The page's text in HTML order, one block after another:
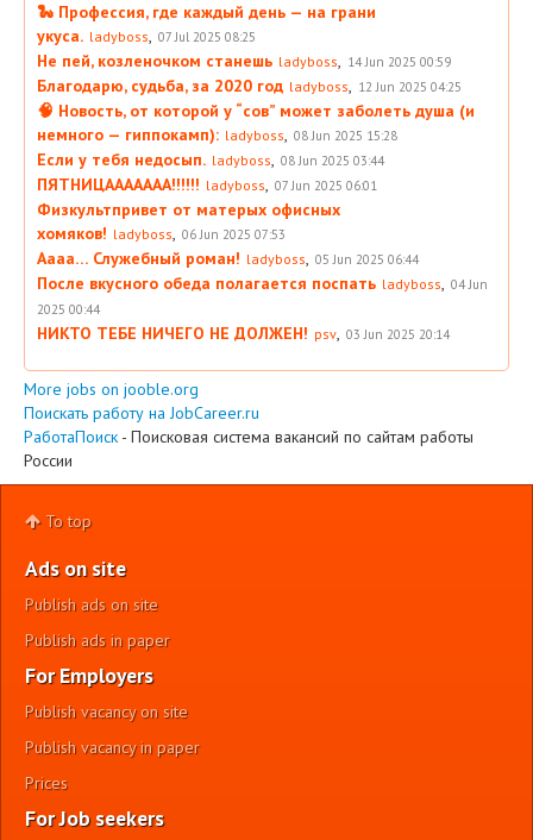
🐍 Профессия, где каждый день — на грани
укуса. ladyboss, 07 Jul 2025 08:25
Не пей, козленочком станешь ladyboss, 14 Jun 2025 00:59
Благодарю, судьба, за 2020 год ladyboss, 12 Jun 2025 04:25
🧠 Новость, от которой у “сов” может заболеть душа (и
немного — гиппокамп): ladyboss, 08 Jun 2025 15:28
Если у тебя недосып. ladyboss, 08 Jun 2025 03:44
ПЯТНИЦААААААА!!!!!! ladyboss, 07 Jun 2025 06:01
Физкультпривет от матерых офисных
хомяков! ladyboss, 06 Jun 2025 07:53
Аааа… Служебный роман! ladyboss, 05 Jun 2025 06:44
После вкусного обеда полагается поспать ladyboss, 04 Jun
2025 00:44
НИКТО ТЕБЕ НИЧЕГО НЕ ДОЛЖЕН! psv, 03 Jun 2025 20:14
More jobs on jooble.org
Поискать работу на JobCareer.ru
РаботаПоиск - Поисковая система вакансий по сайтам работы
России
To top
Ads on site
Publish ads on site
Publish ads in paper
For Employers
Publish vacancy on site
Publish vacancy in paper
Prices
For Job seekers